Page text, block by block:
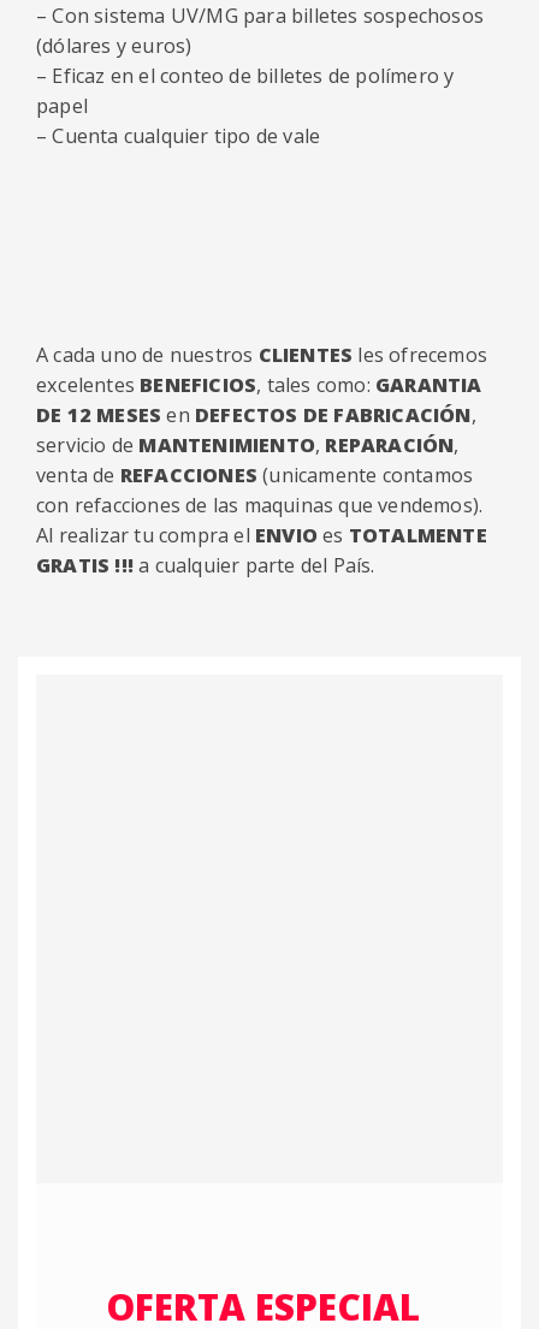
– Con sistema UV/MG para billetes sospechosos
(dólares y euros)
– Eficaz en el conteo de billetes de polímero y
papel
– Cuenta cualquier tipo de vale
A cada uno de nuestros CLIENTES les ofrecemos
excelentes BENEFICIOS, tales como: GARANTIA
DE 12 MESES en DEFECTOS DE FABRICACIÓN,
servicio de MANTENIMIENTO, REPARACIÓN,
venta de REFACCIONES (unicamente contamos
con refacciones de las maquinas que vendemos).
Al realizar tu compra el ENVIO es TOTALMENTE
GRATIS !!!a cualquier parte del País.
OFERTA ESPECIAL